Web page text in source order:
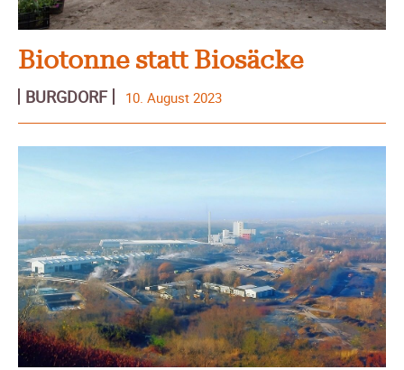
Biotonne statt Biosäcke
BURGDORF 10. August 2023